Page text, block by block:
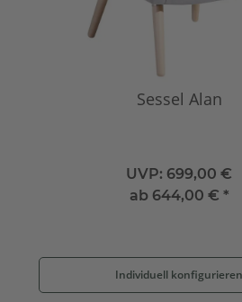
Sessel Alan
UVP: 699,00 €
ab 644,00 € *
Individuell konfigurieren